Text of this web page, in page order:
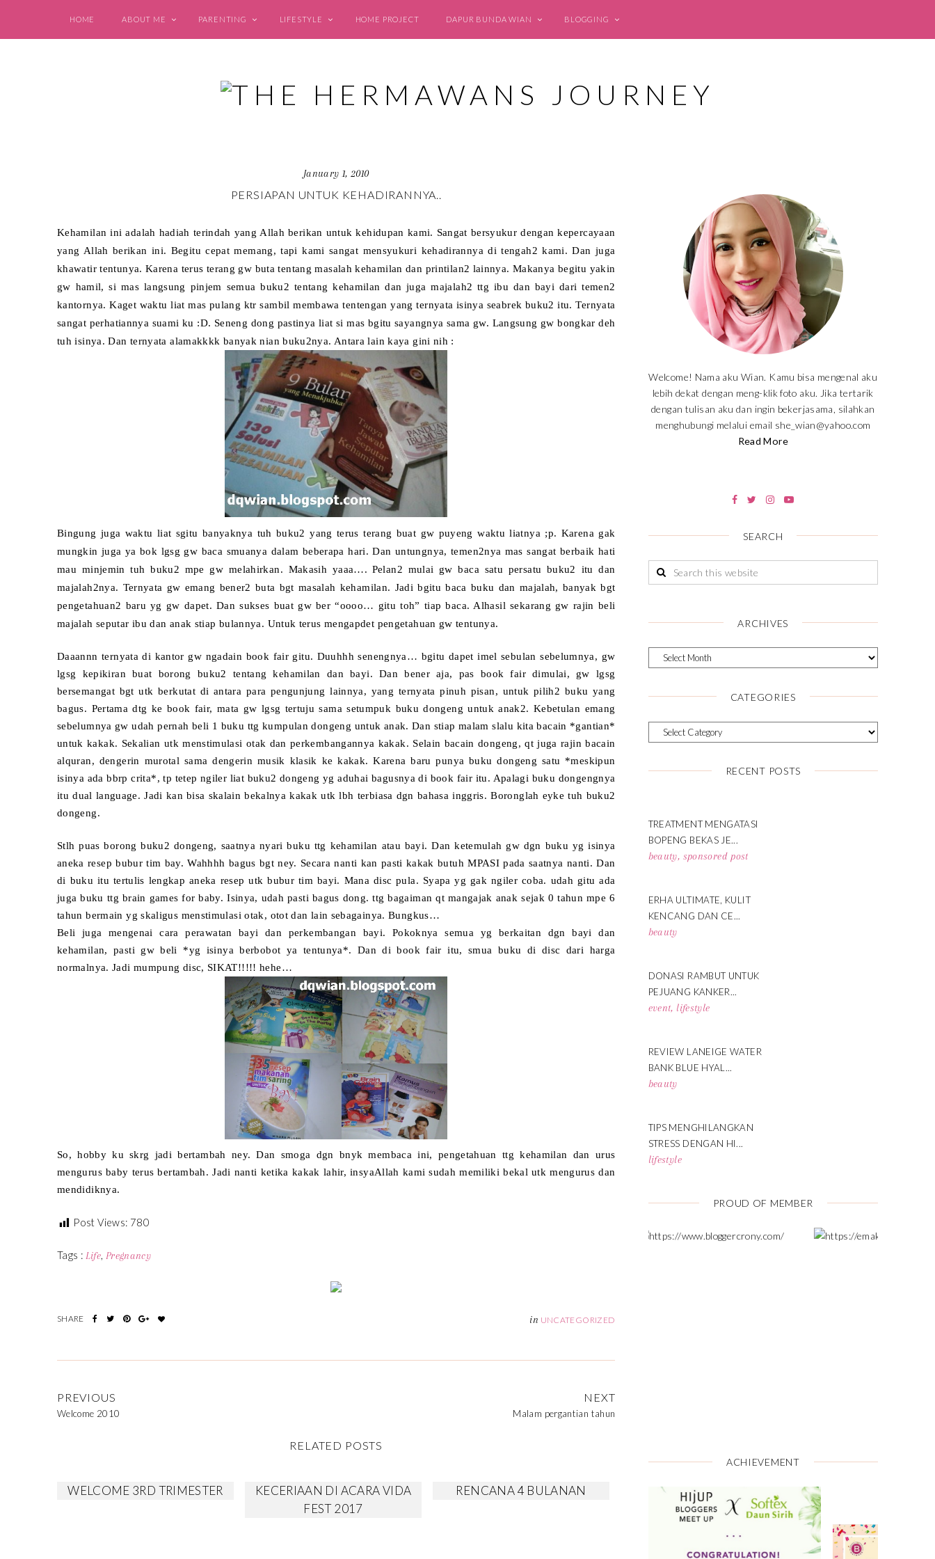
HOME ABOUT ME PARENTING LIFESTYLE HOME PROJECT DAPUR BUNDA WIAN BLOGGING
January 1, 2010
PERSIAPAN UNTUK KEHADIRANNYA..
Kehamilan ini adalah hadiah terindah yang Allah berikan untuk kehidupan kami. Sangat bersyukur dengan kepercayaan
yang Allah berikan ini. Begitu cepat memang, tapi kami sangat mensyukuri kehadirannya di tengah2 kami. Dan juga
khawatir tentunya. Karena terus terang gw buta tentang masalah kehamilan dan printilan2 lainnya. Makanya begitu yakin
gw hamil, si mas langsung pinjem semua buku2 tentang kehamilan dan juga majalah2 ttg ibu dan bayi dari temen2
kantornya. Kaget waktu liat mas pulang ktr sambil membawa tentengan yang ternyata isinya seabrek buku2 itu. Ternyata
sangat perhatiannya suami ku :D. Seneng dong pastinya liat si mas bgitu sayangnya sama gw. Langsung gw bongkar deh
tuh isinya. Dan ternyata alamakkkk banyak nian buku2nya. Antara lain kaya gini nih :
Bingung juga waktu liat sgitu banyaknya tuh buku2 yang terus terang buat gw puyeng waktu liatnya ;p. Karena gak
mungkin juga ya bok lgsg gw baca smuanya dalam beberapa hari. Dan untungnya, temen2nya mas sangat berbaik hati
mau minjemin tuh buku2 mpe gw melahirkan. Makasih yaaa…. Pelan2 mulai gw baca satu persatu buku2 itu dan
majalah2nya. Ternyata gw emang bener2 buta bgt masalah kehamilan. Jadi bgitu baca buku dan majalah, banyak bgt
pengetahuan2 baru yg gw dapet. Dan sukses buat gw ber “oooo… gitu toh” tiap baca. Alhasil sekarang gw rajin beli
majalah seputar ibu dan anak stiap bulannya. Untuk terus mengapdet pengetahuan gw tentunya.
Daaannn ternyata di kantor gw ngadain book fair gitu. Duuhhh senengnya… bgitu dapet imel sebulan sebelumnya, gw
lgsg kepikiran buat borong buku2 tentang kehamilan dan bayi. Dan bener aja, pas book fair dimulai, gw lgsg
bersemangat bgt utk berkutat di antara para pengunjung lainnya, yang ternyata pinuh pisan, untuk pilih2 buku yang
bagus. Pertama dtg ke book fair, mata gw lgsg tertuju sama setumpuk buku dongeng untuk anak2. Kebetulan emang
sebelumnya gw udah pernah beli 1 buku ttg kumpulan dongeng untuk anak. Dan stiap malam slalu kita bacain *gantian*
untuk kakak. Sekalian utk menstimulasi otak dan perkembangannya kakak. Selain bacain dongeng, qt juga rajin bacain
alquran, dengerin murotal sama dengerin musik klasik ke kakak. Karena baru punya buku dongeng satu *meskipun
isinya ada bbrp crita*, tp tetep ngiler liat buku2 dongeng yg aduhai bagusnya di book fair itu. Apalagi buku dongengnya
itu dual language. Jadi kan bisa skalain bekalnya kakak utk lbh terbiasa dgn bahasa inggris. Boronglah eyke tuh buku2
dongeng.
Stlh puas borong buku2 dongeng, saatnya nyari buku ttg kehamilan atau bayi. Dan ketemulah gw dgn buku yg isinya
aneka resep bubur tim bay. Wahhhh bagus bgt ney. Secara nanti kan pasti kakak butuh MPASI pada saatnya nanti. Dan
di buku itu tertulis lengkap aneka resep utk bubur tim bayi. Mana disc pula. Syapa yg gak ngiler coba. udah gitu ada
juga buku ttg brain games for baby. Isinya, udah pasti bagus dong. ttg bagaiman qt mangajak anak sejak 0 tahun mpe 6
tahun bermain yg skaligus menstimulasi otak, otot dan lain sebagainya. Bungkus…
Beli juga mengenai cara perawatan bayi dan perkembangan bayi.
Pokoknya semua yg berkaitan dgn bayi dan
kehamilan, pasti gw beli *yg isinya berbobot ya tentunya*. Dan di book fair itu, smua buku di disc dari harga
normalnya. Jadi mumpung disc, SIKAT!!!!! hehe…
So, hobby ku skrg jadi bertambah ney. Dan smoga dgn bnyk membaca ini, pengetahuan ttg kehamilan dan urus
mengurus baby terus bertambah. Jadi nanti ketika kakak lahir, insyaAllah kami sudah memiliki bekal utk mengurus dan
mendidiknya.
Post Views: 780
Tags : Life, Pregnancy
in UNCATEGORIZED
PREVIOUS
Welcome 2010
NEXT
Malam pergantian tahun
RELATED POSTS
WELCOME 3RD TRIMESTER
KECERIAAN DI ACARA VIDA
FEST 2017
RENCANA 4 BULANAN
Welcome! Nama aku Wian. Kamu bisa mengenal aku
lebih dekat dengan meng-klik foto aku. Jika tertarik
dengan tulisan aku dan ingin bekerjasama, silahkan
menghubungi melalui email she_wian@yahoo.com
Read More
SEARCH
ARCHIVES
CATEGORIES
RECENT POSTS
TREATMENT MENGATASI
BOPENG BEKAS JE...
beauty, sponsored post
ERHA ULTIMATE, KULIT
KENCANG DAN CE...
beauty
DONASI RAMBUT UNTUK
PEJUANG KANKER...
event, lifestyle
REVIEW LANEIGE WATER
BANK BLUE HYAL...
beauty
TIPS MENGHILANGKAN
STRESS DENGAN HI...
lifestyle
PROUD OF MEMBER
ACHIEVEMENT